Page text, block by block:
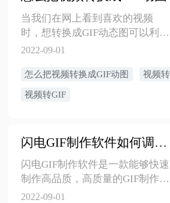
当我们在网上看到喜欢的视频
时，想转换成GIF动态图可以利用
该软件进行转换，下面小编就以
一下操作步骤，一起来学习学习
吧！
2022-09-01
怎么把视频转换成GIF动图 视频
视频转GIF
闪电GIF制作软件如何调整GIF的输出质量
闪电GIF制作软件是一款能够快速
制作高品质，高质量的GIF制作软
件。有时候，经过编辑后的gif动
2022-09-01